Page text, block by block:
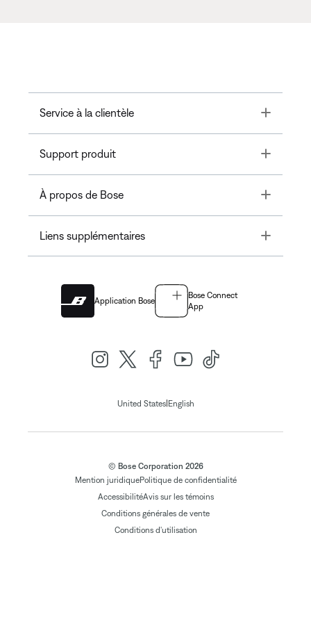
Service à la clientèle Toggle
Support produit Toggle
À propos de Bose Toggle
Liens supplémentaires Toggle
Application Bose
Bose Connect
App
United States| English
© Bose Corporation 2026
Mention juridiquePolitique de confidentialité
AccessibilitéAvis sur les témoins
Conditions générales de vente
Conditions d'utilisation